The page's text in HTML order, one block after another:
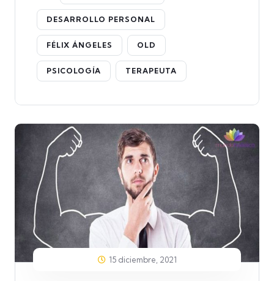
DESARROLLO PERSONAL
FÉLIX ÁNGELES OLD
PSICOLOGÍA TERAPEUTA
15 diciembre, 2021